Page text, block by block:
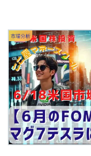
市場分析